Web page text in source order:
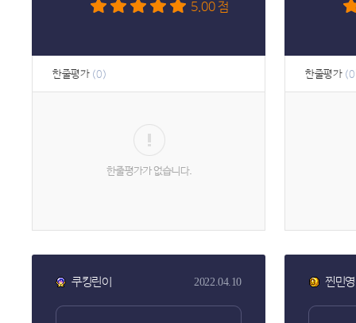
5.00 점
한줄평가 (0) 한줄평가
쿠킹린이 2022.04.10 찐민영